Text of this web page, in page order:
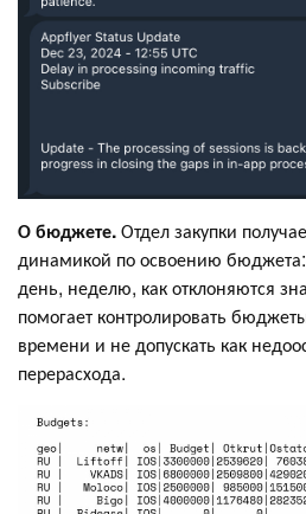
О бюджете.Отдел закупки
динамикой по освоению бюджета:
день, неделю, как отклоняются
помогает контролировать
времени и не допускать как
перерасхода.